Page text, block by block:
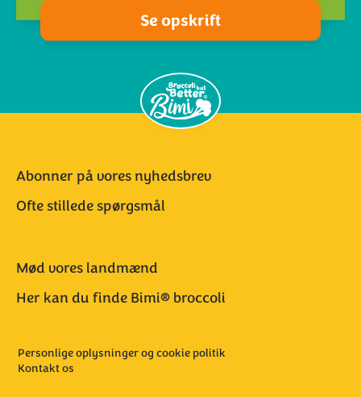
Se opskrift
Abonner på vores nyhedsbrev
Ofte stillede spørgsmål
Mød vores landmænd
Her kan du finde Bimi® broccoli
Personlige oplysninger og cookie politik
Kontakt os